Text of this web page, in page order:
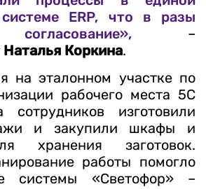
системе ERP, что в разы
–
Наталья Коркина.
на эталонном участке по
рабочего места 5С
сотрудников изготовили
и закупили шкафы и
хранения заготовок.
работы помогло
системы «Светофор» –